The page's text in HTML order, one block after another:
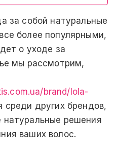
за собой натуральные
более популярными,
о уходе за
мы рассмотрим,
brand/lola-
других брендов,
натуральные решения
ваших волос.